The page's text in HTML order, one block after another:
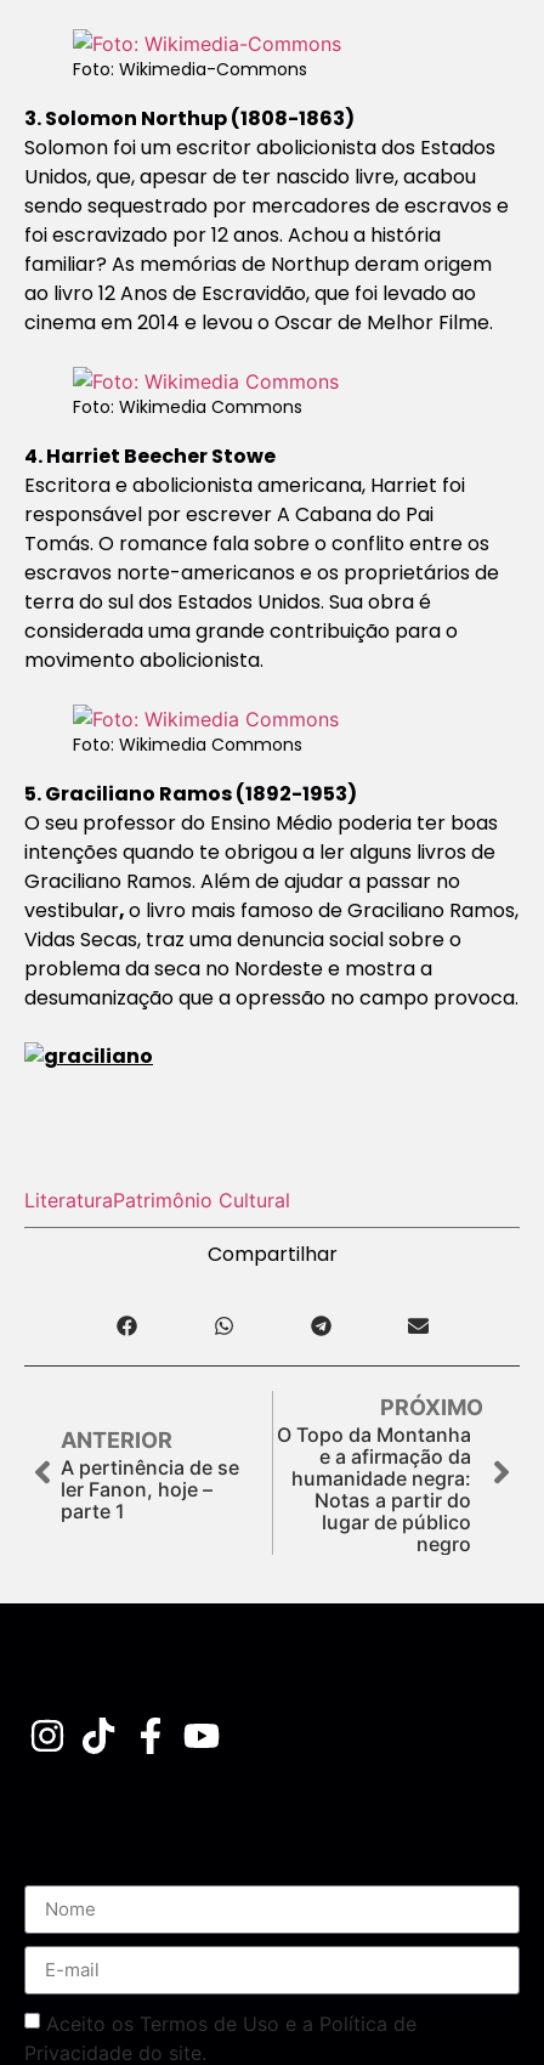
Foto: Wikimedia-Commons
3. Solomon Northup (1808-1863)
Solomon foi um escritor abolicionista dos Estados
Unidos, que, apesar de ter nascido livre, acabou
sendo sequestrado por mercadores de escravos e
foi escravizado por 12 anos. Achou a história
familiar? As memórias de Northup deram origem
ao livro12 Anos de Escravidão, que foi levado ao
cinema em 2014 e levou o Oscar de Melhor Filme.
Foto: Wikimedia Commons
4. Harriet Beecher Stowe
Escritora e abolicionista americana, Harriet foi
responsável por escreverA Cabana do Pai
Tomás. O romance fala sobre o conflito entre os
escravos norte-americanos e os proprietários de
terra do sul dos Estados Unidos. Sua obra é
considerada uma grande contribuição para o
movimento abolicionista.
Foto: Wikimedia Commons
5. Graciliano Ramos (1892-1953)
O seu professor do Ensino Médio poderia ter boas
intenções quando te obrigou a ler alguns livros de
Graciliano Ramos. Além de ajudar a passar no
vestibular,o livro mais famoso de Graciliano Ramos,
Vidas Secas, traz uma denuncia social sobre o
problema da seca no Nordeste e mostra a
desumanização que a opressão no campo provoca.
LiteraturaPatrimônio Cultural
Compartilhar
ANTERIOR
A pertinência de se
ler Fanon, hoje –
parte 1
PRÓXIMO
O Topo da Montanha
e a afirmação da
humanidade negra:
Notas a partir do
lugar de público
negro
Aceito os Termos de Uso e a Política de
Privacidade do site.